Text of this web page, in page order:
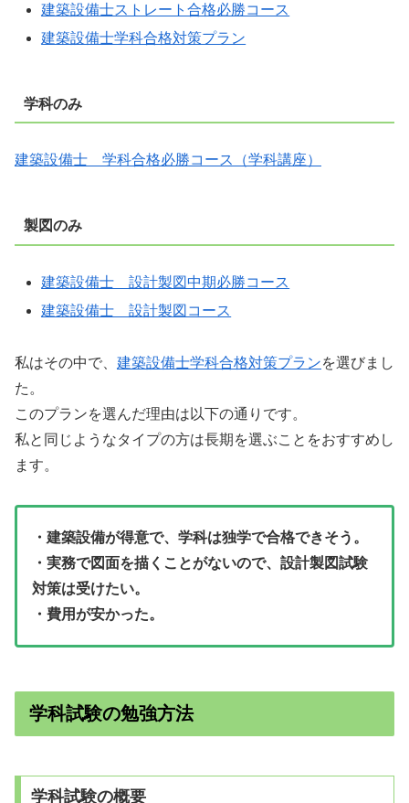
建築設備士ストレート合格必勝コース
建築設備士学科合格対策プラン
学科のみ
建築設備士 学科合格必勝コース（学科講座）
製図のみ
建築設備士 設計製図中期必勝コース
建築設備士 設計製図コース
私はその中で、 建築設備士学科合格対策プランを選びまし
た。
このプランを選んだ理由は以下の通りです。
私と同じようなタイプの方は長期を選ぶことをおすすめし
ます。
・建築設備が得意で、学科は独学で合格できそう。
・ 実務で図面を描くことがないので、設計製図試験
対策は受けたい。
・費用が安かった。
学科試験の勉強方法
学科試験の概要